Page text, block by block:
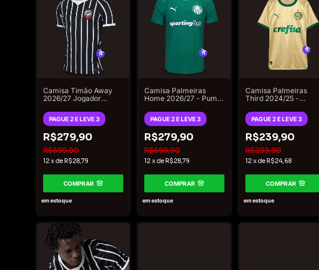
Camisa Timão Away
2026/27 Jogador
PAGUE 2 E LEVE 3
R$279,90
R$599,90
12 xde R$28,79
COMPRAR
em estoque
Camisa Palmeiras
Home 2026/27 - Puma
Verde
PAGUE 2 E LEVE 3
R$279,90
R$699,90
12 xde R$28,79
COMPRAR
em estoque
Camisa Palmeiras
Third 2024/25 -
Masculino - Dourada e
Verde
PAGUE 2 E LEVE 3
R$239,90
R$299,90
12 xde R$24,68
COMPRAR
em estoque